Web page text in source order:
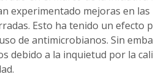
experimentado mejoras en
Esto ha tenido un efecto
de antimicrobianos. Sin
debido a la inquietud por la